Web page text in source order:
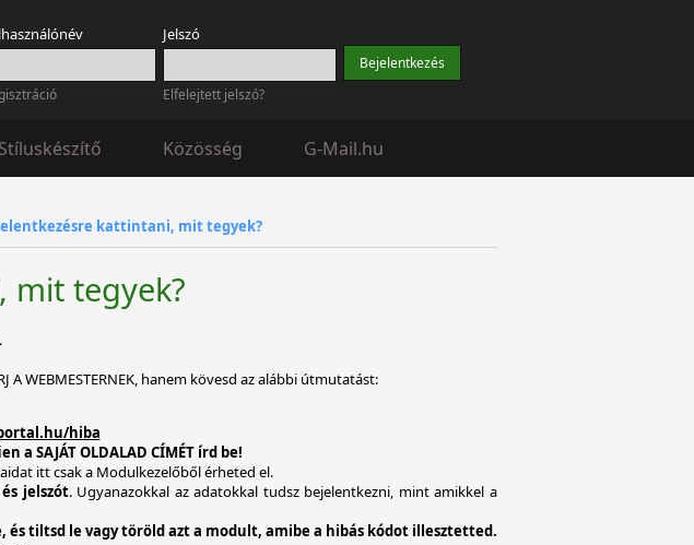
Jelszó
Elfelejtett jelszó?
Stíluskészítő Közösség G-Mail.hu
kattintani, mit tegyek?
mit tegyek?
WEBMESTERNEK, hanem kövesd az alábbi útmutatást:
hiba
SAJÁT OLDALAD CÍMÉT írd be!
itt csak a Modulkezelőből érheted el.
jelszót. Ugyanazokkal az adatokkal tudsz bejelentkezni, mint amikkel a
és tiltsd le vagy töröld azt a modult, amibe a hibás kódot illesztetted.